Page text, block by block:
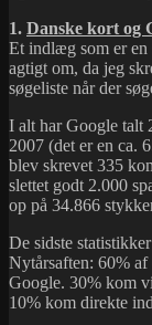
1. Danske kort og
Et indlæg som er
agtigt om, da jeg
søgeliste når der
I alt har Google talt
2007 (det er en ca.
blev skrevet 335
slettet godt 2.000
op på 34.866
De sidste
Nytårsaften: 60% af
Google. 30% kom
10% kom direkte